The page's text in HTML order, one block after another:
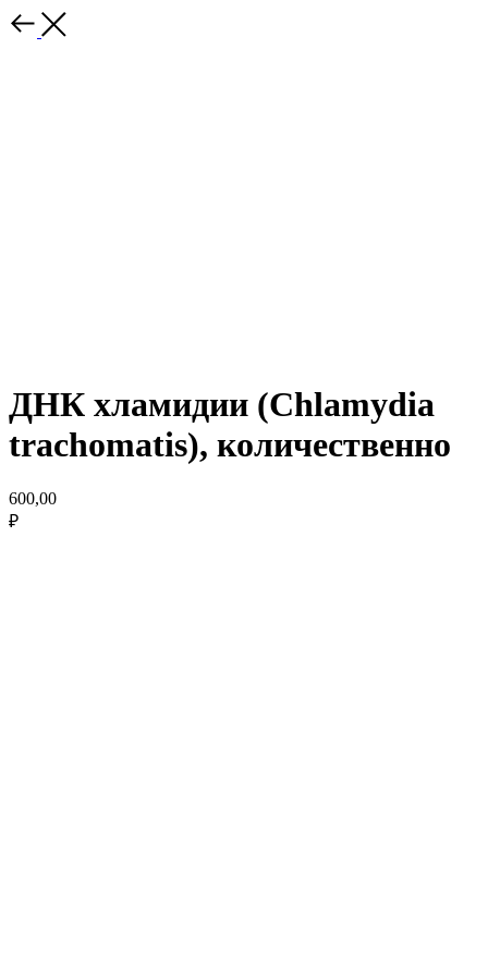
ДНК хламидии (Chlamydia
trachomatis), количественно
600,00
₽